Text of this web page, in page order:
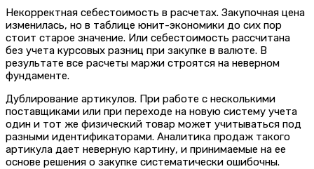
Некорректная себестоимость в расчетах. Закупочная цена
изменилась, но в таблице юнит-экономики до сих пор
стоит старое значение. Или себестоимость рассчитана
без учета курсовых разниц при закупке в валюте. В
результате все расчеты маржи строятся на неверном
фундаменте.
Дублирование артикулов. При работе с несколькими
поставщиками или при переходе на новую систему учета
один и тот же физический товар может учитываться под
разными идентификаторами. Аналитика продаж такого
артикула дает неверную картину, и принимаемые на ее
основе решения о закупке систематически ошибочны.